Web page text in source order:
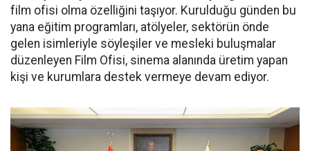
film ofisi olma özelliğini taşıyor. Kurulduğu günden bu
yana eğitim programları, atölyeler, sektörün önde
gelen isimleriyle söyleşiler ve mesleki buluşmalar
düzenleyen Film Ofisi, sinema alanında üretim yapan
kişi ve kurumlara destek vermeye devam ediyor.